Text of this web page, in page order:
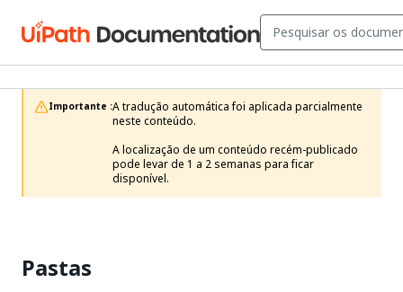
Importante :A tradução automática foi aplicada parcialmente
neste conteúdo.
A localização de um conteúdo recém-publicado
pode levar de 1 a 2 semanas para ficar
disponível.
Pastas